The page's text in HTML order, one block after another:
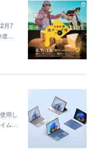
月7
道…
用し
イム…